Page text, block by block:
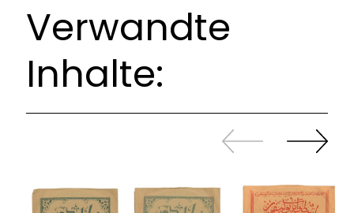
Verwandte
Inhalte:
Zurück
sliden
Weiter
sliden